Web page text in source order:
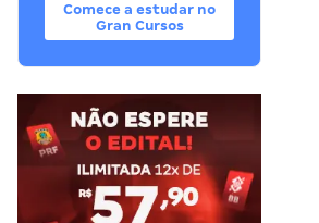
Comece a estudar no
Gran Cursos